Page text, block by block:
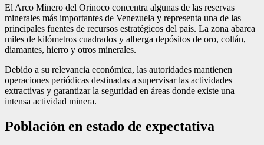
El Arco Minero del Orinoco concentra algunas de las reservas
minerales más importantes de Venezuela y representa una de las
principales fuentes de recursos estratégicos del país. La zona abarca
miles de kilómetros cuadrados y alberga depósitos de oro, coltán,
diamantes, hierro y otros minerales.
Debido a su relevancia económica, las autoridades mantienen
operaciones periódicas destinadas a supervisar las actividades
extractivas y garantizar la seguridad en áreas donde existe una
intensa actividad minera.
Población en estado de expectativa